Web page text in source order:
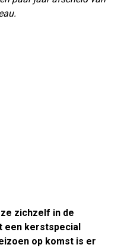
zichzelf in de
een kerstspecial
op komst is er